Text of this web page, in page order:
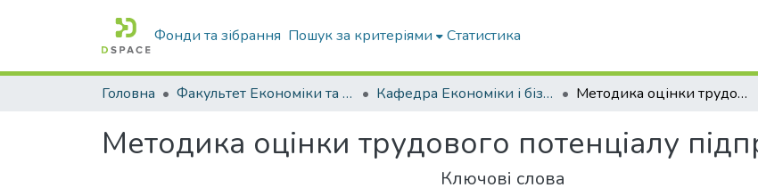
Фонди та зібрання Пошук за критеріями Статистика
Головна Факультет Економіки та бізнесу Кафедра Економіки і бізнесу Методика оцінки трудового потенціалу підприємства
Методика оцінки трудового потенціалу
Ключові слова